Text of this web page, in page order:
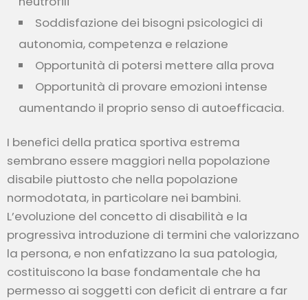
Soddisfazione dei bisogni psicologici di
autonomia, competenza e relazione
Opportunità di potersi mettere alla prova
Opportunità di provare emozioni intense
aumentando il proprio senso di autoefficacia.
I benefici della pratica sportiva estrema
sembrano essere maggiori nella popolazione
disabile piuttosto che nella popolazione
normodotata, in particolare nei bambini.
L’evoluzione del concetto di disabilità e la
progressiva introduzione di termini che valorizzano
la persona, e non enfatizzano la sua patologia,
costituiscono la base fondamentale che ha
permesso ai soggetti con deficit di entrare a far